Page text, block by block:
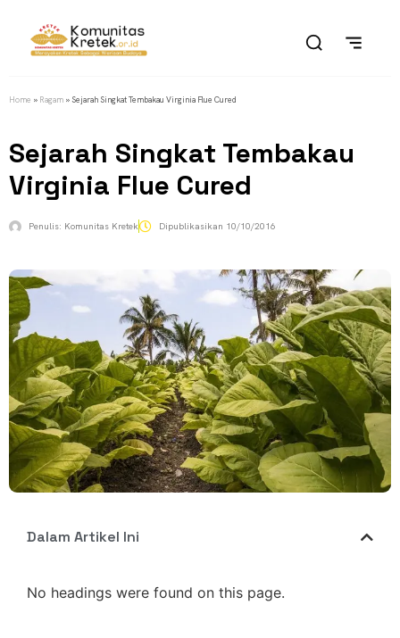
Home » Ragam » Sejarah Singkat Tembakau Virginia Flue Cured
Sejarah Singkat Tembakau
Virginia Flue Cured
Penulis: Komunitas Kretek Dipublikasikan 10/10/2016
Dalam Artikel Ini
No headings were found on this page.